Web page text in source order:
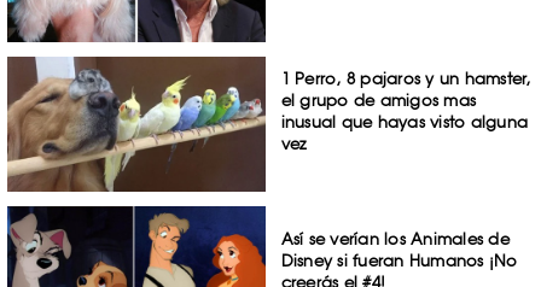
1 Perro, 8 pajaros y un hamster,
el grupo de amigos mas
inusual que hayas visto alguna
vez
Así se verían los Animales de
Disney si fueran Humanos ¡No
creerás el #4!